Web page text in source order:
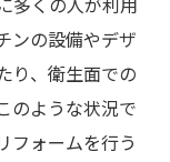
ンの設備やデザ
り、衛生面での
のような状況で
フォームを行う